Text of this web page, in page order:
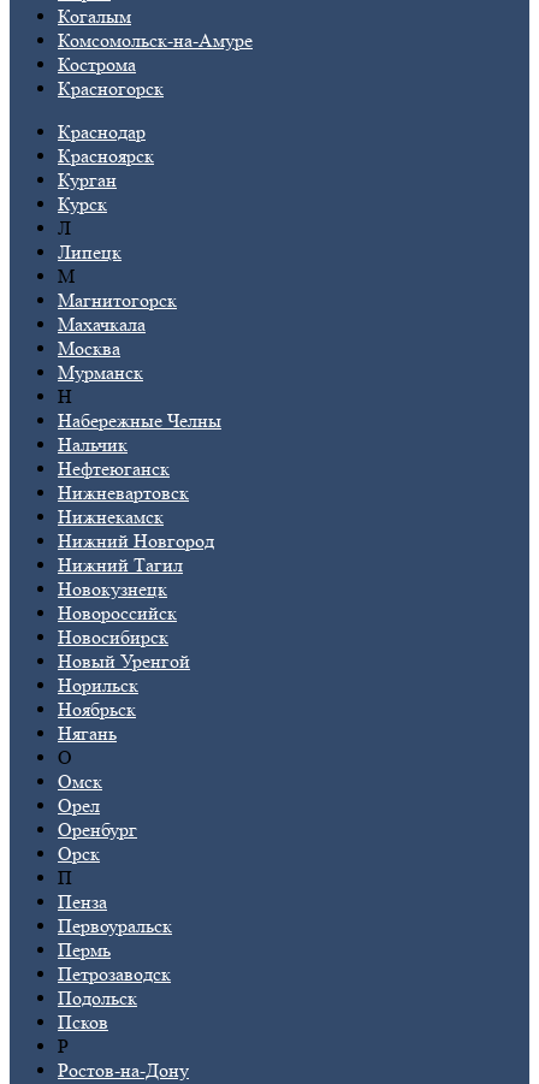
Когалым
Комсомольск-на-Амуре
Кострома
Красногорск
Краснодар
Красноярск
Курган
Курск
Л
Липецк
М
Магнитогорск
Махачкала
Москва
Мурманск
Н
Набережные Челны
Нальчик
Нефтеюганск
Нижневартовск
Нижнекамск
Нижний Новгород
Нижний Тагил
Новокузнецк
Новороссийск
Новосибирск
Новый Уренгой
Норильск
Ноябрьск
Нягань
О
Омск
Орел
Оренбург
Орск
П
Пенза
Первоуральск
Пермь
Петрозаводск
Подольск
Псков
Р
Ростов-на-Дону